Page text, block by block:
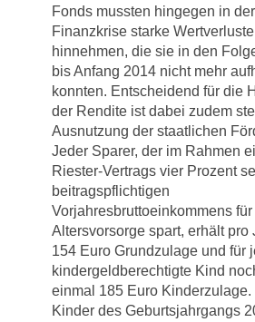
Fonds mussten hingegen in der
Finanzkrise starke Wertverluste
hinnehmen, die sie in den
bis Anfang 2014 nicht mehr
konnten. Entscheidend für die
der Rendite ist dabei zudem
Ausnutzung der staatlichen
Jeder Sparer, der im Rahmen
Riester-Vertrags vier Prozent
beitragspflichtigen
Vorjahresbruttoeinkommens
Altersvorsorge spart, erhält pro
154 Euro Grundzulage und für
kindergeldberechtigte Kind
einmal 185 Euro Kinderzulage.
Kinder des Geburtsjahrgangs